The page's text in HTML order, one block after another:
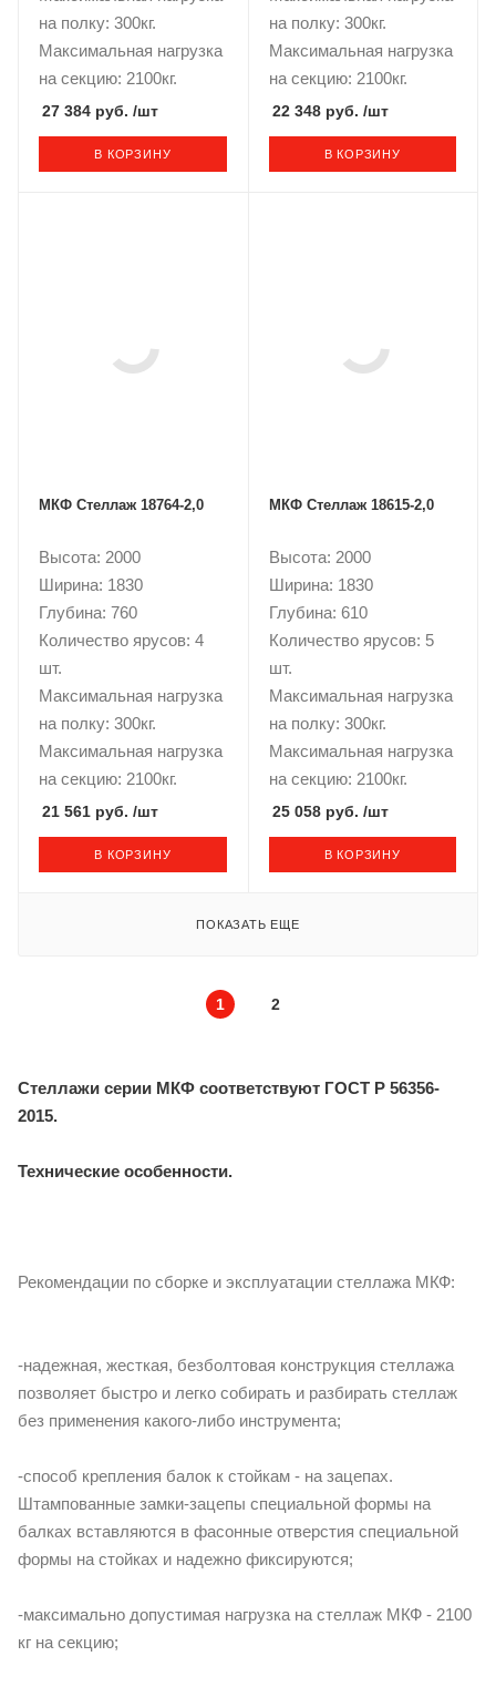
на полку: 300кг.
Максимальная нагрузка
на секцию: 2100кг.
27 384 руб. /шт
В КОРЗИНУ
на полку: 300кг.
Максимальная нагрузка
на секцию: 2100кг.
22 348 руб. /шт
В КОРЗИНУ
МКФ Стеллаж 18764-2,0
Высота: 2000
Ширина: 1830
Глубина: 760
Количество ярусов: 4
шт.
Максимальная нагрузка
на полку: 300кг.
Максимальная нагрузка
на секцию: 2100кг.
21 561 руб. /шт
В КОРЗИНУ
МКФ Стеллаж 18615-2,0
Высота: 2000
Ширина: 1830
Глубина: 610
Количество ярусов: 5
шт.
Максимальная нагрузка
на полку: 300кг.
Максимальная нагрузка
на секцию: 2100кг.
25 058 руб. /шт
В КОРЗИНУ
ПОКАЗАТЬ ЕЩЕ
1 2
Стеллажи серии МКФ соответствуют ГОСТ Р 56356-
2015.
Технические особенности.
Рекомендации по сборке и эксплуатации стеллажа МКФ:
-надежная, жесткая, безболтовая конструкция стеллажа
позволяет быстро и легко собирать и разбирать стеллаж
без применения какого-либо инструмента;
-способ крепления балок к стойкам - на зацепах.
Штампованные замки-зацепы специальной формы на
балках вставляются в фасонные отверстия специальной
формы на стойках и надежно фиксируются;
-максимально допустимая нагрузка на стеллаж МКФ - 2100
кг на секцию;